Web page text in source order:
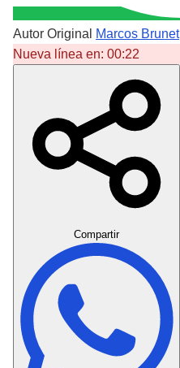
Autor Original
Marcos Brunet
Nueva línea en: 00:22
Compartir